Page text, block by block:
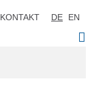
KONTAKT DE EN